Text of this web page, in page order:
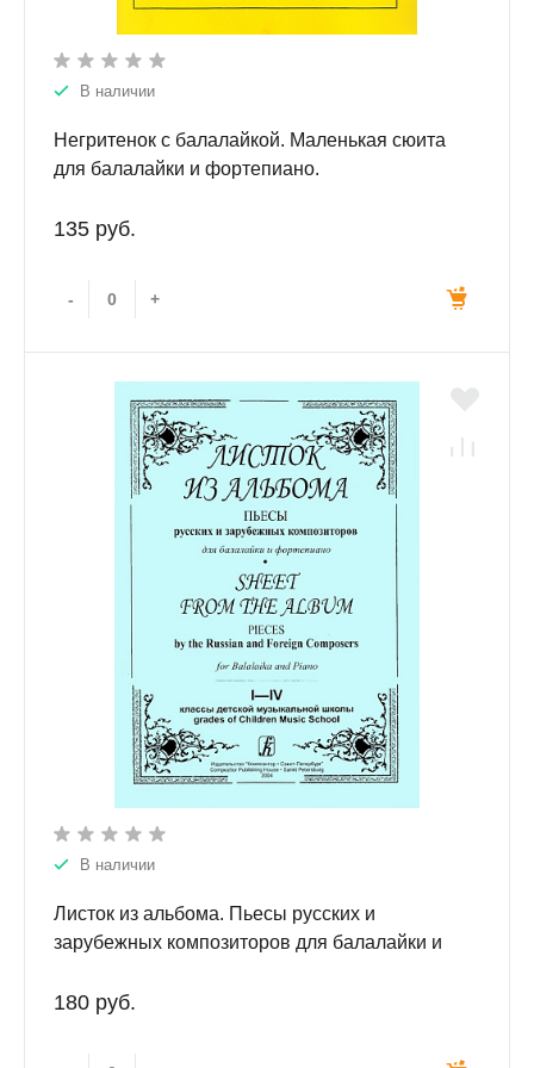
В наличии
Негритенок с балалайкой. Маленькая сюита
для балалайки и фортепиано.
135 руб.
- +
В наличии
Листок из альбома. Пьесы русских и
зарубежных композиторов для балалайки и
180 руб.